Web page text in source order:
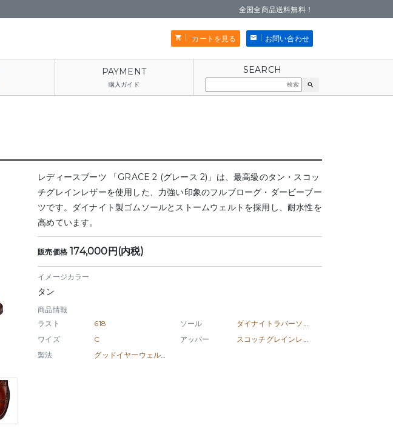
カートを見る お問い合わせ
全国全商品送料無料！
購入ガイド search
レディースブーツ 「GRACE 2 (グレース 2)」は、最高級のタン・スコッ
チグレインレザーを使用した、力強い印象のフルブローグ・ダービーブー
ツです。ダイナイト製ゴムソールとストームウェルトを採用し、耐水性を
高めています。
販売価格 174,000円(内税)
イメージカラー
タン
商品情報
ラスト
618 ソール
ワイズ
C アッパー
製法